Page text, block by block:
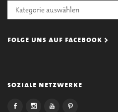
Kategorien
folge uns auf facebook >
soziale netzwerke